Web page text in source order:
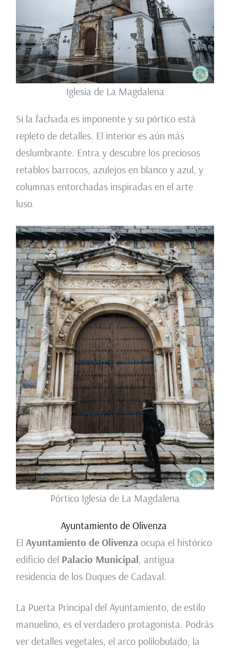
Iglesia de La Magdalena
Si la fachada es imponente y su pórtico está
repleto de detalles. El interior es aún más
deslumbrante. Entra y descubre los preciosos
retablos barrocos, azulejos en blanco y azul, y
columnas entorchadas inspiradas en el arte
luso.
Pórtico Iglesia de La Magdalena
Ayuntamiento de Olivenza
El Ayuntamiento de Olivenzaocupa el histórico
edificio del Palacio Municipal, antigua
residencia de los Duques de Cadaval.
La Puerta Principal del Ayuntamiento, de estilo
manuelino, es el verdadero protagonista. Podrás
ver detalles vegetales, el arco polilobulado, la